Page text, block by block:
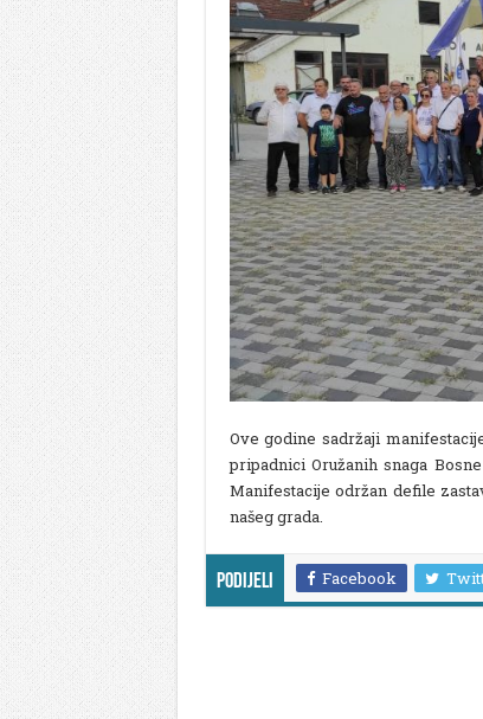
Ove godine sadržaji
pripadnici Oružanih snaga
Manifestacije održan defile
našeg grada.
Podijeli Facebook